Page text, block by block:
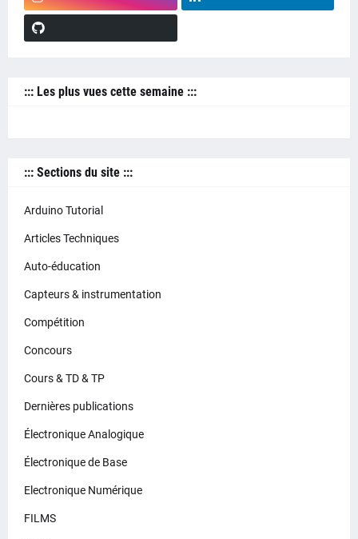
::: Les plus vues cette semaine :::
::: Sections du site :::
Arduino Tutorial
Articles Techniques
Auto-éducation
Capteurs & instrumentation
Compétition
Concours
Cours & TD & TP
Dernières publications
Électronique Analogique
Électronique de Base
Electronique Numérique
FILMS